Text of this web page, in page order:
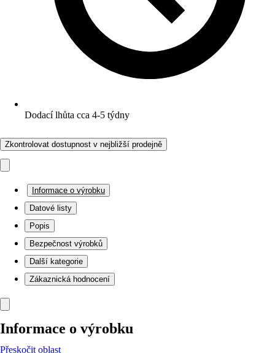
Dodací lhůta cca 4-5 týdny
Zkontrolovat dostupnost v nejbližší prodejně
Informace o výrobku
Datové listy
Popis
Bezpečnost výrobků
Další kategorie
Zákaznická hodnocení
Informace o výrobku
Přeskočit oblast